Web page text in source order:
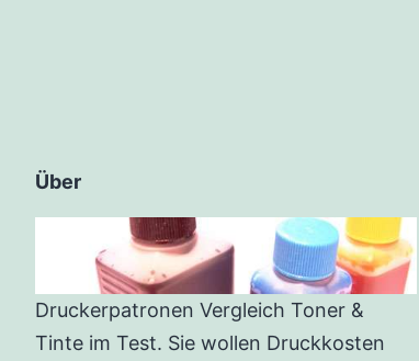
Über
Druckerpatronen Vergleich Toner &
Tinte im Test. Sie wollen Druckkosten